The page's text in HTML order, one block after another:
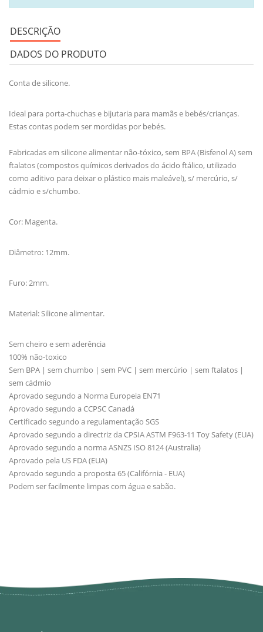
DESCRIÇÃO
DADOS DO PRODUTO
Conta de silicone.
Ideal para porta-chuchas e bijutaria para mamãs e bebés/crianças.
Estas contas podem ser mordidas por bebés.
Fabricadas em silicone alimentar não-tóxico, sem BPA (Bisfenol A) sem
ftalatos (compostos químicos derivados do ácido ftálico, utilizado
como aditivo para deixar o plástico mais maleável), s/ mercúrio, s/
cádmio e s/chumbo.
Cor: Magenta.
Diâmetro: 12mm.
Furo: 2mm.
Material: Silicone alimentar.
Sem cheiro e sem aderência
100% não-toxico
Sem BPA | sem chumbo | sem PVC | sem mercúrio | sem ftalatos |
sem cádmio
Aprovado segundo a Norma Europeia EN71
Aprovado segundo a CCPSC Canadá
Certificado segundo a regulamentação SGS
Aprovado segundo a directriz da CPSIA ASTM F963-11 Toy Safety (EUA)
Aprovado segundo a norma ASNZS ISO 8124 (Australia)
Aprovado pela US FDA (EUA)
Aprovado segundo a proposta 65 (Califórnia - EUA)
Podem ser facilmente limpas com água e sabão.